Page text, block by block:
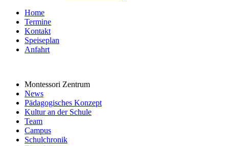
Home
Termine
Kontakt
Speiseplan
Anfahrt
Montessori Zentrum
News
Pädagogisches Konzept
Kultur an der Schule
Team
Campus
Schulchronik